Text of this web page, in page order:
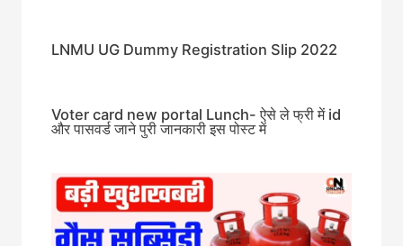
LNMU UG Dummy Registration Slip 2022
Voter card new portal Lunch- ऐसे ले फ्री में id
और पासवर्ड जाने पुरी जानकारी इस पोस्ट में